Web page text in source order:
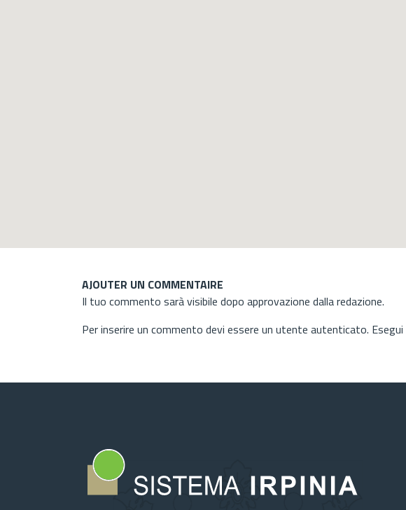
AJOUTER UN COMMENTAIRE
Il tuo commento sarà visibile dopo approvazione dalla redazione.
Per inserire un commento devi essere un utente autenticato. Esegui